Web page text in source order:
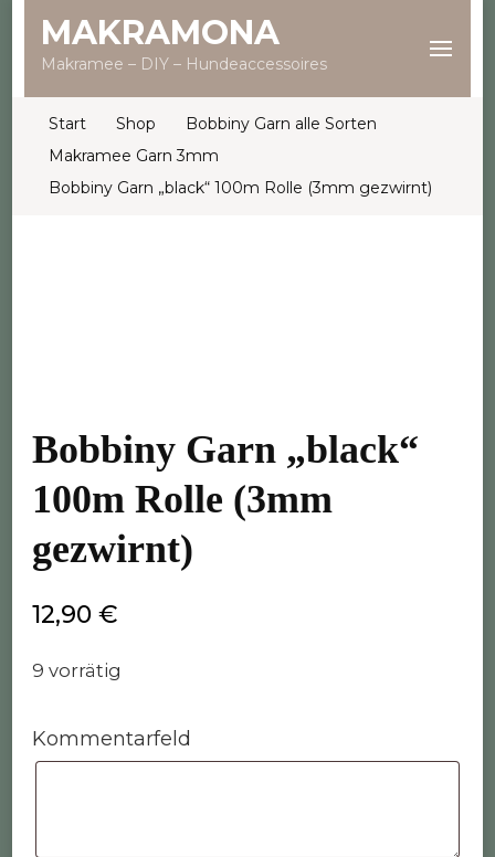
MAKRAMONA
Makramee – DIY – Hundeaccessoires
Start Shop
Bobbiny Garn alle Sorten
Makramee Garn 3mm
Bobbiny Garn „black“ 100m Rolle (3mm gezwirnt)
Bobbiny Garn „black“
100m Rolle (3mm
gezwirnt)
12,90 €
9 vorrätig
Kommentarfeld